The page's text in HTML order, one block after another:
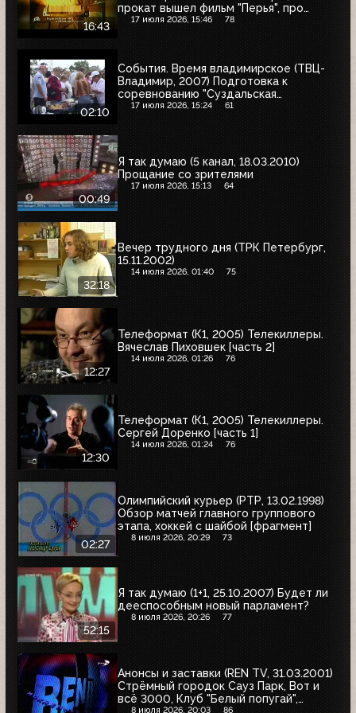
16:43
прокат вышел фильм "Перья", про
фильм "Русская красавица"
17 июля 2026, 15:46 78
02:10
События. Время владимирское (ТВЦ-
Владимир, 2007) Подготовка к
соревнованию "Суздальская
верста-2008"
17 июля 2026, 15:24 61
00:49
Я так думаю (5 канал, 18.03.2010)
Прощание со зрителями
17 июля 2026, 15:13 64
32:18
Вечер трудного дня (ТРК Петербург,
15.11.2002)
14 июля 2026, 01:40 75
12:27
Телеформат (К1, 2005) Телекиллеры.
Вячеслав Пиховшек [часть 2]
14 июля 2026, 01:26 76
12:30
Телеформат (К1, 2005) Телекиллеры.
Сергей Доренко [часть 1]
14 июля 2026, 01:24 76
02:27
Олимпийский курьер (РТР, 13.02.1998)
Обзор матчей главного группового
этапа, хоккей с шайбой [фрагмент]
8 июля 2026, 20:29 73
52:15
Я так думаю (1+1, 25.10.2007) Будет ли
дееспособным новый парламент?
8 июля 2026, 20:26 77
Анонсы и заставки (REN TV, 31.03.2001)
Стрёмный городок Сауз Парк, Вот и
всё 3000, Клуб "Белый попугай",
8 июля 2026, 20:03 86